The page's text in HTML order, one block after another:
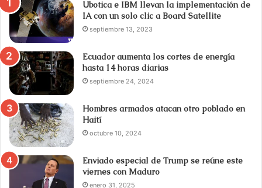
Ubotica e IBM llevan la implementación de
IA con un solo clic a Board Satellite
septiembre 13, 2023
Ecuador aumenta los cortes de energía
hasta 14 horas diarias
septiembre 24, 2024
Hombres armados atacan otro poblado en
Haití
octubre 10, 2024
Enviado especial de Trump se reúne este
viernes con Maduro
enero 31, 2025